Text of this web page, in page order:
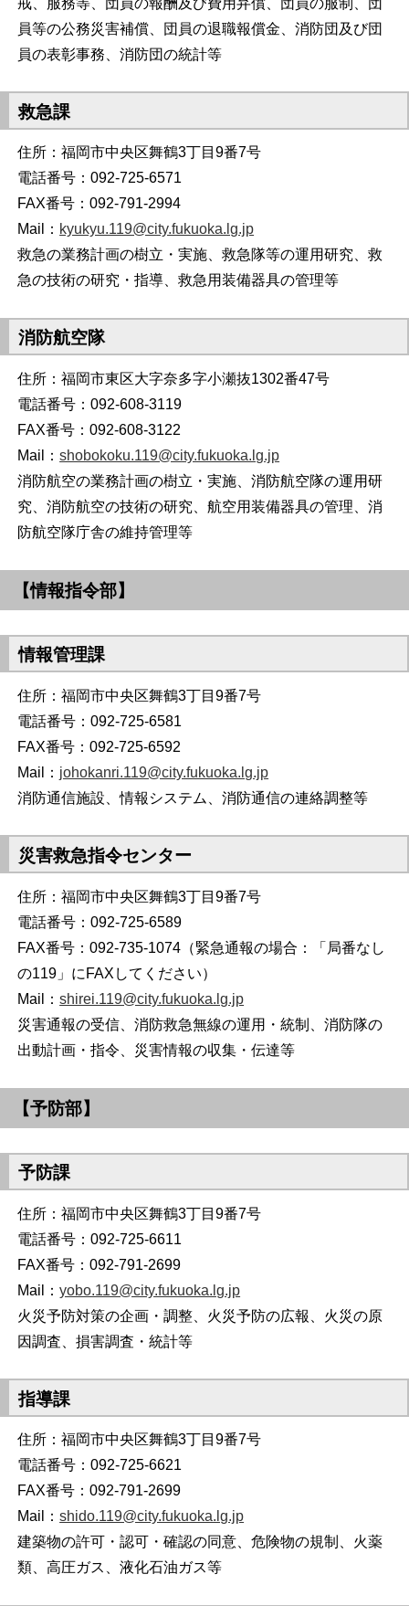
員等の公務災害補償、団員の退職報償金、消防団及び団
員の表彰事務、消防団の統計等
救急課
住所：福岡市中央区舞鶴3丁目9番7号
電話番号：092-725-6571
FAX番号：092-791-2994
Mail： kyukyu.119@city.fukuoka.lg.jp
救急の業務計画の樹立・実施、救急隊等の運用研究、救
急の技術の研究・指導、救急用装備器具の管理等
消防航空隊
住所：福岡市東区大字奈多字小瀬抜1302番47号
電話番号：092-608-3119
FAX番号：092-608-3122
Mail：shobokoku.119@city.fukuoka.lg.jp
消防航空の業務計画の樹立・実施、消防航空隊の運用研
究、消防航空の技術の研究、航空用装備器具の管理、消
防航空隊庁舎の維持管理等
【情報指令部】
情報管理課
住所：福岡市中央区舞鶴3丁目9番7号
電話番号：092-725-6581
FAX番号：092-725-6592
Mail： johokanri.119@city.fukuoka.lg.jp
消防通信施設、情報システム、消防通信の連絡調整等
災害救急指令センター
住所：福岡市中央区舞鶴3丁目9番7号
電話番号：092-725-6589
FAX番号：092-735-1074（緊急通報の場合：「局番なし
の119」にFAXしてください）
Mail：shirei.119@city.fukuoka.lg.jp
災害通報の受信、消防救急無線の運用・統制、消防隊の
出動計画・指令、災害情報の収集・伝達等
【予防部】
予防課
住所：福岡市中央区舞鶴3丁目9番7号
電話番号：092-725-6611
FAX番号：092-791-2699
Mail：yobo.119@city.fukuoka.lg.jp
火災予防対策の企画・調整、火災予防の広報、火災の原
因調査、損害調査・統計等
指導課
住所：福岡市中央区舞鶴3丁目9番7号
電話番号：092-725-6621
FAX番号：092-791-2699
Mail：shido.119@city.fukuoka.lg.jp
建築物の許可・認可・確認の同意、危険物の規制、火薬
類、高圧ガス、液化石油ガス等